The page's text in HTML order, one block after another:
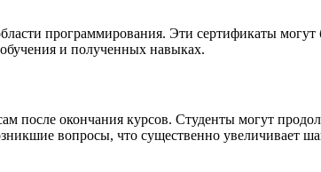
программирования. Эти сертификаты
и полученных навыках.
после окончания курсов. Студенты могут
вопросы, что существенно увеличивает